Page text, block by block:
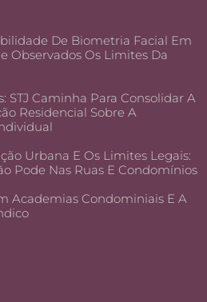
De Biometria Facial Em
Observados Os Limites Da
Caminha Para Consolidar A
Residencial Sobre A
Urbana E Os Limites Legais:
Pode Nas Ruas E Condomínios
Academias Condominiais E A